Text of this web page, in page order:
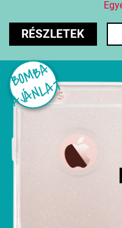
RÉSZLETEK
B
O
M
B
A
A
J
Á
N
L
A
T